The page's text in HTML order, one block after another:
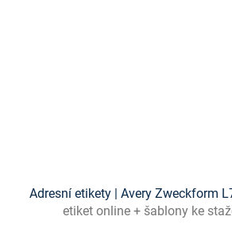
Adresní etikety | Avery Zweckform
etiket online + šablony ke